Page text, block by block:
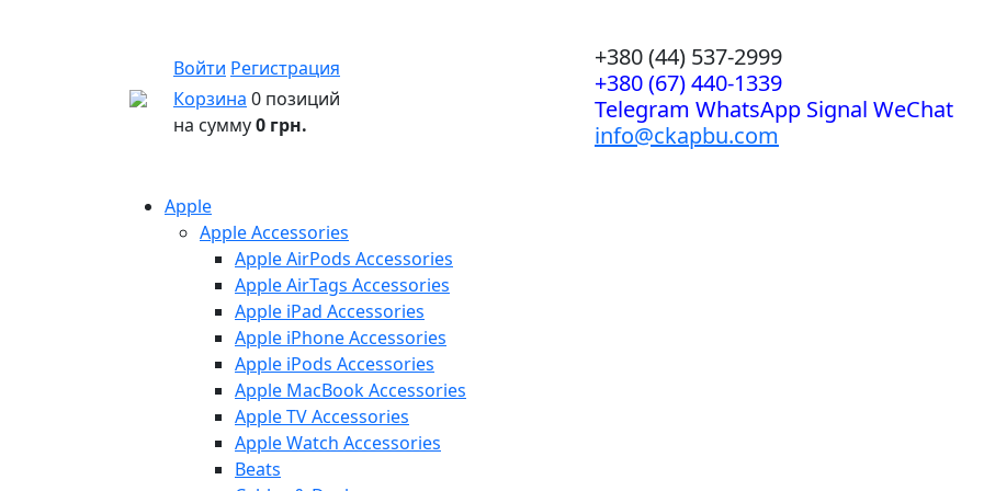
Войти Регистрация
Корзина 0 позиций
на сумму0 грн.
+380 (44) 537-2999
+380 (67) 440-1339
Telegram WhatsApp Signal WeChat
info@ckapbu.com
Apple
Apple Accessories
Apple AirPods Accessories
Apple AirTags Accessories
Apple iPad Accessories
Apple iPhone Accessories
Apple iPods Accessories
Apple MacBook Accessories
Apple TV Accessories
Apple Watch Accessories
Beats